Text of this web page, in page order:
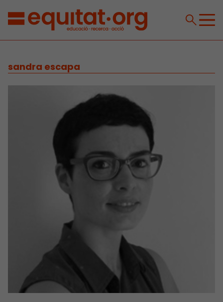
sandra escapa